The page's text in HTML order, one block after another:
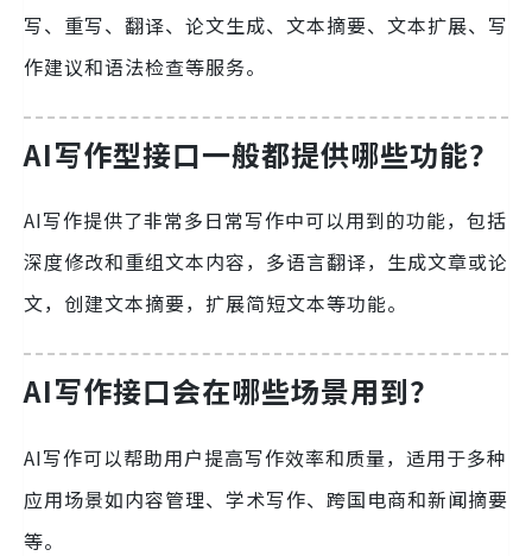
写、重写、翻译、论文生成、文本摘要、文本扩展、写
作建议和语法检查等服务。
AI写作型接口一般都提供哪些功能？
AI写作提供了非常多日常写作中可以用到的功能，包括
深度修改和重组文本内容，多语言翻译，生成文章或论
文，创建文本摘要，扩展简短文本等功能。
AI写作接口会在哪些场景用到？
AI写作可以帮助用户提高写作效率和质量，适用于多种
应用场景如内容管理、学术写作、跨国电商和新闻摘要
等。